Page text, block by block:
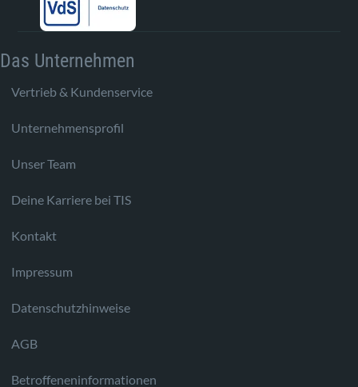
Das Unternehmen
Vertrieb & Kundenservice
Unternehmensprofil
Unser Team
Deine Karriere bei TIS
Kontakt
Impressum
Datenschutzhinweise
AGB
Betroffeneninformationen